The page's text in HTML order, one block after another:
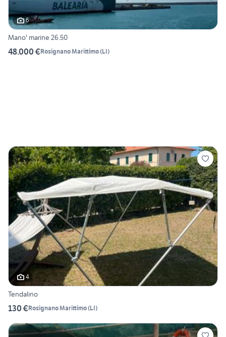
6
Mano' marine 26.50
48.000 €Rosignano Marittimo(LI)
4
Tendalino
130 €Rosignano Marittimo(LI)